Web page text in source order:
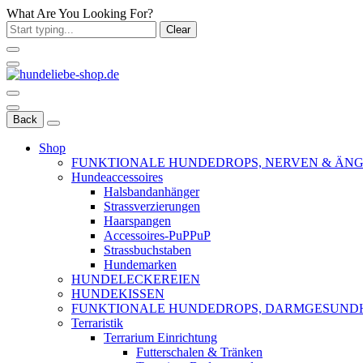
What Are You Looking For?
Clear
Back
Shop
FUNKTIONALE HUNDEDROPS, NERVEN &
Hundeaccessoires
Halsbandanhänger
Strassverzierungen
Haarspangen
Accessoires-PuPPuP
Strassbuchstaben
Hundemarken
HUNDELECKEREIEN
HUNDEKISSEN
FUNKTIONALE HUNDEDROPS,
Terraristik
Terrarium Einrichtung
Futterschalen & Tränken